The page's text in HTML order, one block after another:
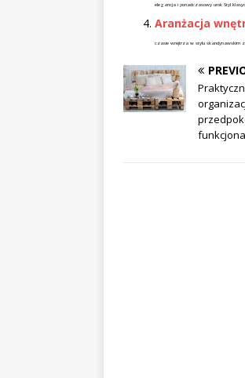
elegancja i ponadczasowy urok Styl
Aranżacja
czasie wnętrza w stylu skandynawskim